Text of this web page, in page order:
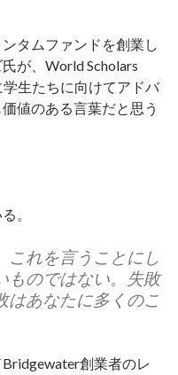
タムファンドを創業し
が、World Scholars
生たちに向けてアドバ
値のある言葉だと思う
。
これを言うことにし
ものではない。失敗
はあなたに多くのこ
創業者のレ